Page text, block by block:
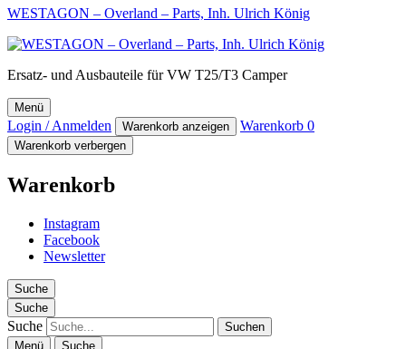
WESTAGON – Overland – Parts, Inh. Ulrich König
Ersatz- und Ausbauteile für VW T25/T3 Camper
Menü
Login / Anmelden Warenkorb anzeigen Warenkorb 0
Warenkorb verbergen
Warenkorb
Instagram
Facebook
Newsletter
Suche
Suche
Suche
Menü Suche